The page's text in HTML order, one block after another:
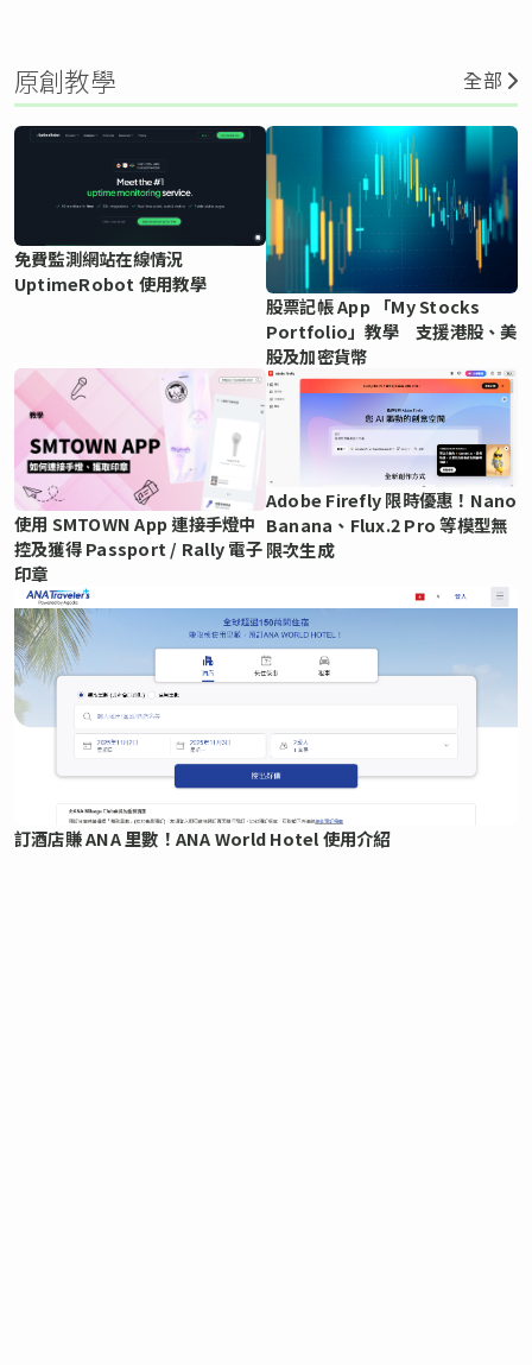
原創教學 全部
免費監測網站在線情況
UptimeRobot 使用教學
股票記帳 App 「My Stocks
Portfolio」教學 支援港股、美
股及加密貨幣
使用 SMTOWN App 連接手燈中
控及獲得 Passport / Rally 電子
印章
Adobe Firefly 限時優惠！Nano
Banana、Flux.2 Pro 等模型無
限次生成
訂酒店賺 ANA 里數！ANA World Hotel 使用介紹